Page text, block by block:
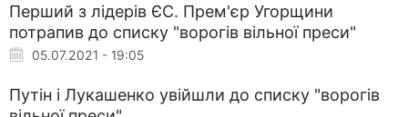
Перший з лідерів ЄС. Прем'єр Угорщини
потрапив до списку "ворогів вільної преси"
05.07.2021 - 19:05
Путін і Лукашенко увійшли до списку "ворогів